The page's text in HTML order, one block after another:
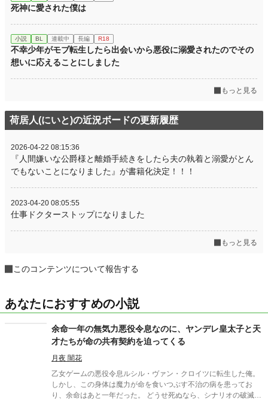
死神に愛された僕は
小説 BL 連載中 長編 R18
不幸少年がモブ転生したら出会いから悪役に溺愛されたのでその
想いに応えることにしました
もっと見る
荷居人(にいと)の近況ボードの更新履歴
2026-04-22 08:15:36
『人間嫌いな公爵様と離婚手続きをしたら夫の執着と溺愛がとん
でもないことになりました』が書籍化決定！！！
2023-04-20 08:05:55
仕事ドクターストップになりました
もっと見る
このコンテンツについて報告する
あなたにおすすめの小説
余命一年の無気力悪役令息なのに、ヤンデレ皇太子と天
才たちが命の共有契約を迫ってくる
月夜 闇花
乙女ゲームの悪役令息ルシル・ヴァン・クロイツに転生した俺。
しかし、この身体は魔力が命を食いつぶす不治の病を患ってお
り、余命はあと一年だった。 どうせ死ぬなら、シナリオの破滅フ